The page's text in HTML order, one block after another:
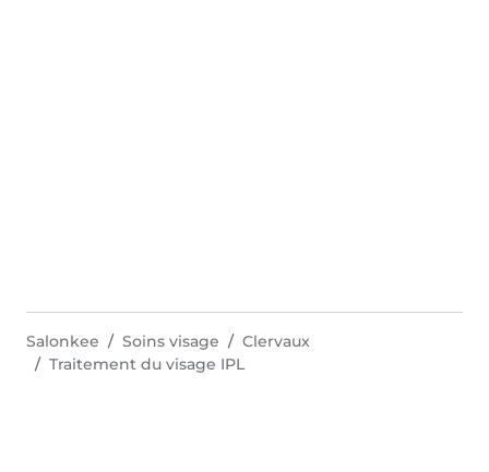
Salonkee Soins visage
Clervaux
Traitement du visage IPL